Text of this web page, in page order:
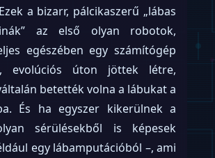
a bizarr, pálcikaszerű „lábas
az első olyan robotok,
egészében egy számítógép
evolúciós úton jöttek létre,
betették volna a lábukat a
És ha egyszer kikerülnek a
sérülésekből is képesek
egy lábamputációból –, ami